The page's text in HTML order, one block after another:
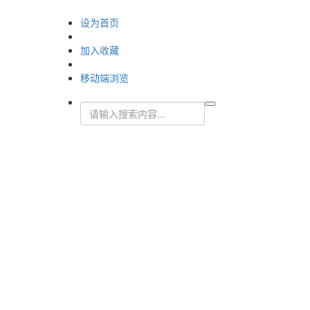
设为首页
加入收藏
移动端浏览